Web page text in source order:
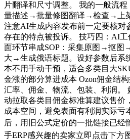
片翻译和尺寸调整。 我的一般流
量描述→批量修图翻译→检查→上架
注意AI生成内容发布前一定要核对
存在的特点被投诉。 技巧四：AI
面环节串成SOP：采集原图→抠
大→生成俄语标题。设好参数后系
本不用手动干预，适合多类目大
金涨的部分算进成本 Ozon佣金结
汇率、佣金、物流、包装、利润。
动拉取各类目佣金标准算建议售价
成本空间，避免表面有利润实际亏
后，用旧公式定价的一批链接已经
手ERP感兴趣的卖家立即点击下方